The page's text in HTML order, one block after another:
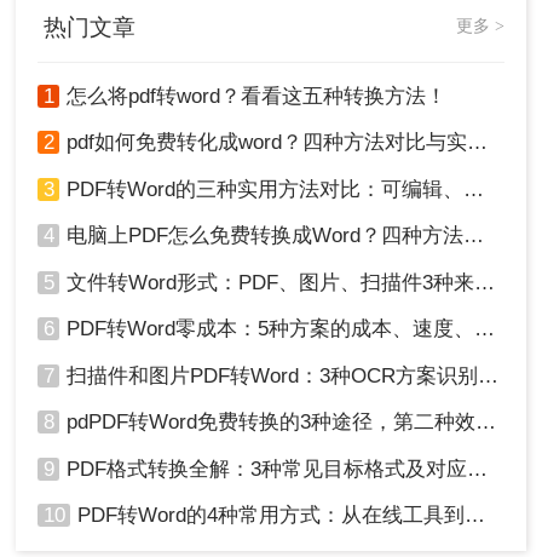
热门文章 更多 >
1 怎么将pdf转word？看看这五种转换方法！
2 pdf如何免费转化成word？四种方法对比与实操指南（附详细表格）
3 PDF转Word的三种实用方法对比：可编辑、保格式、避风险！
4 电脑上PDF怎么免费转换成Word？四种方法对比与实操指南（附详细表格）!
5 文件转Word形式：PDF、图片、扫描件3种来源分别怎么处理！
6 PDF转Word零成本：5种方案的成本、速度、精度对比！
7 扫描件和图片PDF转Word：3种OCR方案识别率实测！
8 pdPDF转Word免费转换的3种途径，第二种效率最高！
9 PDF格式转换全解：3种常见目标格式及对应操作方法！
10 PDF转Word的4种常用方式：从在线工具到桌面软件全梳理！